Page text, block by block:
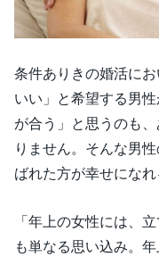
条件ありきの婚活に
いい」と希望する男
が合う」と思うのも
りません。そんな男
ばれた方が幸せにな
「年上の女性には、
も単なる思い込み。